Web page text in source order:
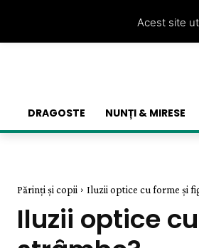
DRAGOSTE NUNȚI & MIRESE
Părinți și copii Iluzii optice cu forme și
Iluzii optice
Acest site